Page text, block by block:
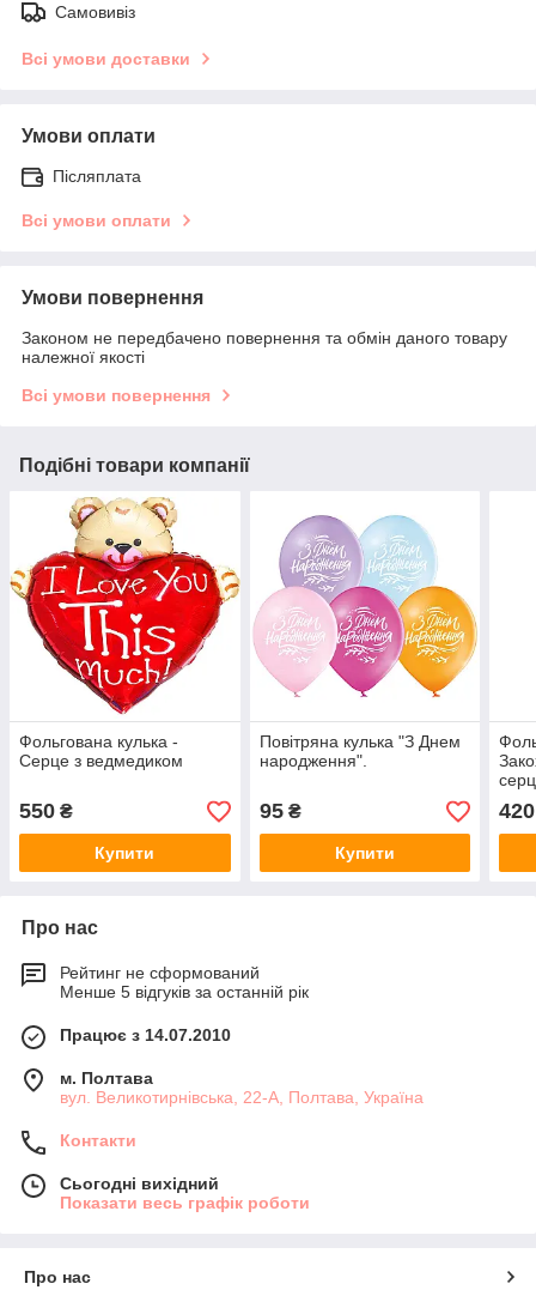
Самовивіз
Всі умови доставки
Умови оплати
Післяплата
Всі умови оплати
Умови повернення
Законом не передбачено повернення та обмін даного товару
належної якості
Всі умови повернення
Подібні товари компанії
Фольгована кулька -
Серце з ведмедиком
550 ₴
Купити
Повітряна кулька "З Днем
народження".
95₴
Купити
420
Про нас
Рейтинг не сформований
Менше 5 відгуків за останній рік
Працює з 14.07.2010
м. Полтава
вул. Великотирнівська, 22-А, Полтава, Україна
Контакти
Сьогодні вихідний
Показати весь графік роботи
Про нас